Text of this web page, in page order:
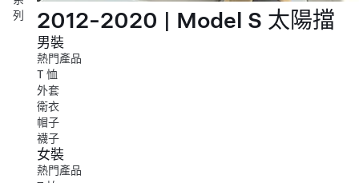
列
2012-2020 | Model S 太陽擋
男裝
熱門產品
T 恤
外套
衛衣
帽子
襪子
女裝
熱門產品